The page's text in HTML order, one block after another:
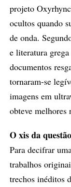
projeto
ocultos quando
de onda.
e literatura
documentos
tornaram-se
imagens em
obteve melhores
O xis da questão
Para decifrar
trabalhos
trechos inéditos